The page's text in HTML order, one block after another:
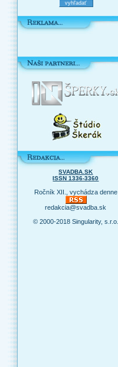
SVADBA.SK
ISSN 1336-3360
Ročník XII., vychádza denne
redakcia@svadba.sk
© 2000-2018 Singularity, s.r.o.